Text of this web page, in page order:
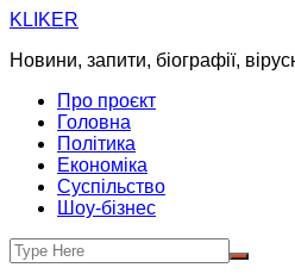
Skip
content
KLIKER
Новини, запити, біографії,
Про проєкт
Головна
Політика
Економіка
Суспільство
Шоу-бізнес